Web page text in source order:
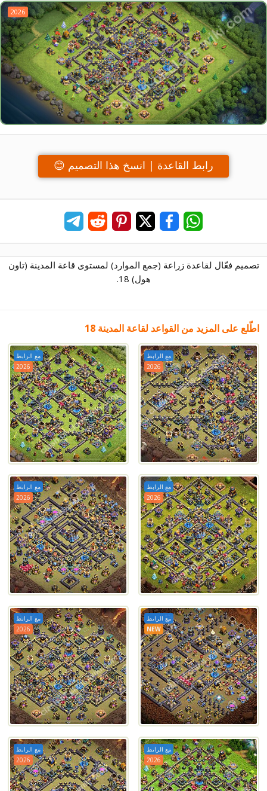
2026
رابط القاعدة | انسخ هذا التصميم 😊
تصميم فعّال لقاعدة زراعة (جمع الموارد) لمستوى قاعة المدينة (تاون
هول) 18.
اطّلع على المزيد من القواعد لقاعة المدينة 18
مع الرابط
2026
مع الرابط
2026
مع الرابط
2026
مع الرابط
2026
مع الرابط
NEW
مع الرابط
2026
مع الرابط
2026
مع الرابط
2026